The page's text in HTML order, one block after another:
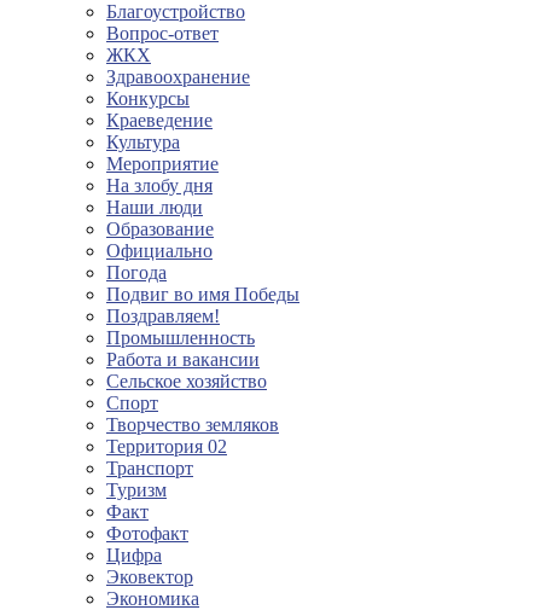
Благоустройство
Вопрос-ответ
ЖКХ
Здравоохранение
Конкурсы
Краеведение
Культура
Мероприятие
На злобу дня
Наши люди
Образование
Официально
Погода
Подвиг во имя Победы
Поздравляем!
Промышленность
Работа и вакансии
Сельское хозяйство
Спорт
Творчество земляков
Территория 02
Транспорт
Туризм
Факт
Фотофакт
Цифра
Эковектор
Экономика